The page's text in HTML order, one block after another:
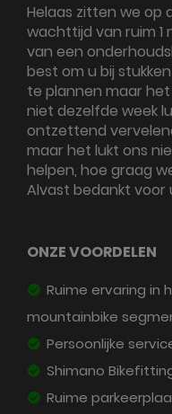
Helaas zitten we op
wachttijd van ruim 1
van een
best om u bij
te plannen maar
niet dezelfde week
ontzettend
maar het lukt ons
helpen, hoe graag
Alvast bedankt voor
ONZE VOORDELEN
Ruime ervaring in
mountainbike
Persoonlijke
Shimano
Ruime